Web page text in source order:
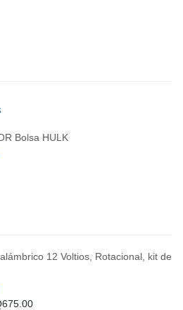
Bolsa HULK
12 Voltios, Rotacional, kit de
675.00